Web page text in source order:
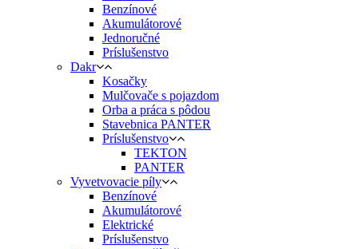
Benzínové
Akumulátorové
Jednoručné
Príslušenstvo
Dakr
Kosačky
Mulčovače s pojazdom
Orba a práca s pôdou
Stavebnica PANTER
Príslušenstvo
TEKTON
PANTER
Vyvetvovacie píly
Benzínové
Akumulátorové
Elektrické
Príslušenstvo